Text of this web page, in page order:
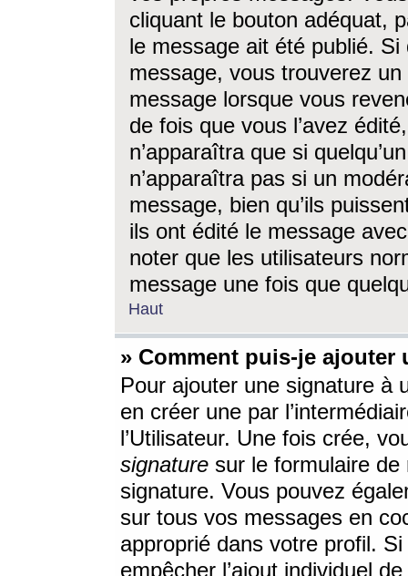
cliquant le bouton adéquat,
le message ait été publié. Si
message, vous trouverez
message lorsque vous
de fois que vous l’avez
n’apparaîtra que si
n’apparaîtra pas si un
message, bien qu’ils
ils ont édité le message
noter que les utilisateurs
message une fois que
Haut
» Comment puis-je ajouter
Pour ajouter une signature à
en créer une par
l’Utilisateur. Une fois crée,
signature sur le formulaire de
signature. Vous pouvez
sur tous vos messages en
approprié dans votre profil.
empêcher l’ajout individuel